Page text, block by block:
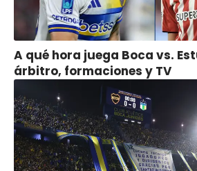
A qué hora juega Boca vs.
árbitro, formaciones y TV